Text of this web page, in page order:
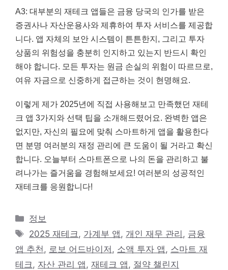
A3: 대부분의 재테크 앱들은 금융 당국의 인가를 받은
증권사나 자산운용사와 제휴하여 투자 서비스를 제공합
니다. 앱 자체의 보안 시스템이 튼튼한지, 그리고 투자
상품의 위험성을 충분히 인지하고 있는지 반드시 확인
해야 합니다. 모든 투자는 원금 손실의 위험이 따르므로,
여유 자금으로 신중하게 접근하는 것이 현명해요.
이렇게 제가 2025년에 직접 사용해보고 만족했던 재테
크 앱 3가지와 선택 팁을 소개해드렸어요. 완벽한 앱은
없지만, 자신의 필요에 맞춰 스마트하게 앱을 활용한다
면 분명 여러분의 재정 관리에 큰 도움이 될 거라고 확신
합니다. 오늘부터 스마트폰으로 나의 돈을 관리하고 불
려나가는 즐거움을 경험해보세요! 여러분의 성공적인
재테크를 응원합니다!
카
테
리
정보
태
그
2025 재테크 , 가계부 앱 , 개인 재무 관리 , 금융
앱 추천 , 로보 어드바이저 , 소액 투자 앱 , 스마트 재
테크 , 자산 관리 앱 , 재테크 앱 , 절약 챌린지